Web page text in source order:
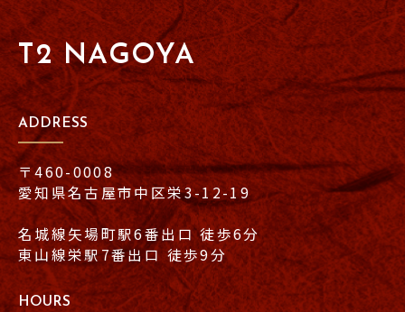
T2 NAGOYA
ADDRESS
〒460-0008
愛知県名古屋市中区栄3-12-19
名城線矢場町駅6番出口 徒歩6分
東山線栄駅7番出口 徒歩9分
HOURS